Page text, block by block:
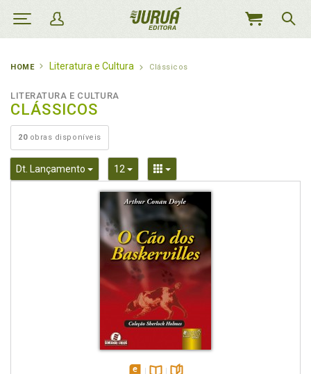
MEU
HOME Literatura e Cultura Clássicos
LITERATURA E CULTURA
CLÁSSICOS
20obras disponíveis
Dt. Lançamento Toggle Dropdown
12 Toggle DropdownToggle Dropdown